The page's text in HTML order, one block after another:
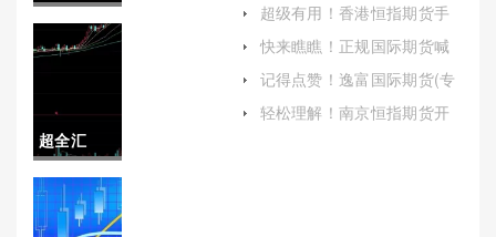
货什么意
301期货什
么意思?)
超全汇
总！手续
费模式国
超级有用！香港恒指期货手
续费(香港恒指期货民间高手)
快来瞧瞧！正规国际期货喊
单王（专业指导，助力投资
成功）
记得点赞！逸富国际期货(专
业交易与管理的综合解决方
案)
轻松理解！南京恒指期货开